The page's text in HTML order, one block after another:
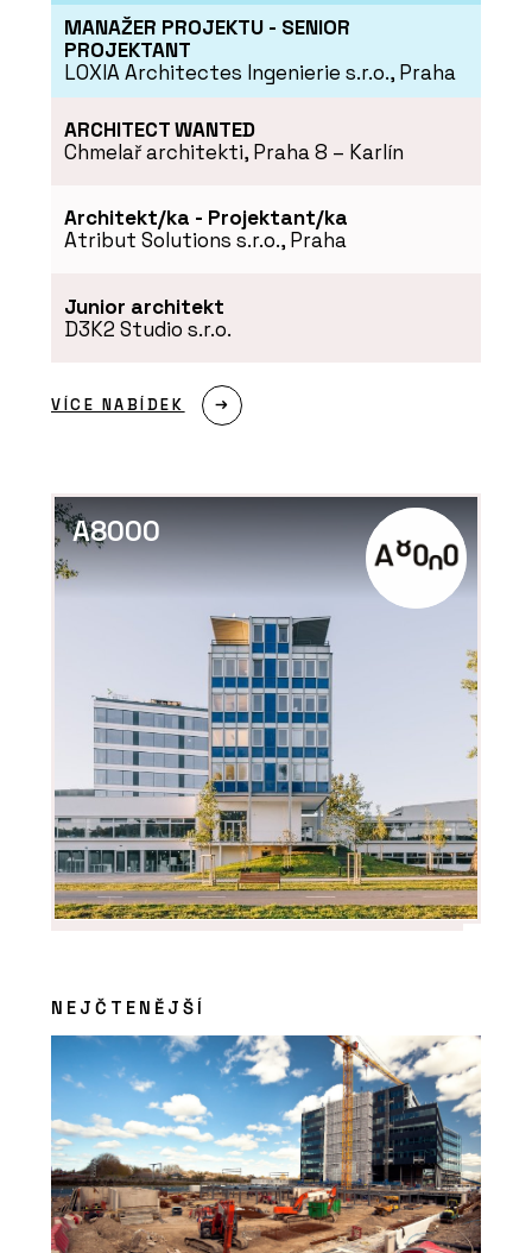
fasádu a interiér zdobí leštěný
mramor. Je dominantou Varšavy,
která v noci září
PRODUKTY
Glass - AGC Glass Europe
O FIRMĚ
AGC Glass Europe
Konfigurátor skla - AGC Glass Europe
MANAŽER PROJEKTU - SENIOR
PROJEKTANT
LOXIA Architectes Ingenierie s.r.o., Praha
ARCHITECT WANTED
Chmelař architekti, Praha 8 – Karlín
Architekt/ka - Projektant/ka
Atribut Solutions s.r.o., Praha
Junior architekt
D3K2 Studio s.r.o.
VÍCE NABÍDEK
A8000
NEJČTENĚJŠÍ